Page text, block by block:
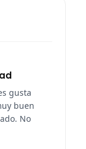
gusta
buen
No